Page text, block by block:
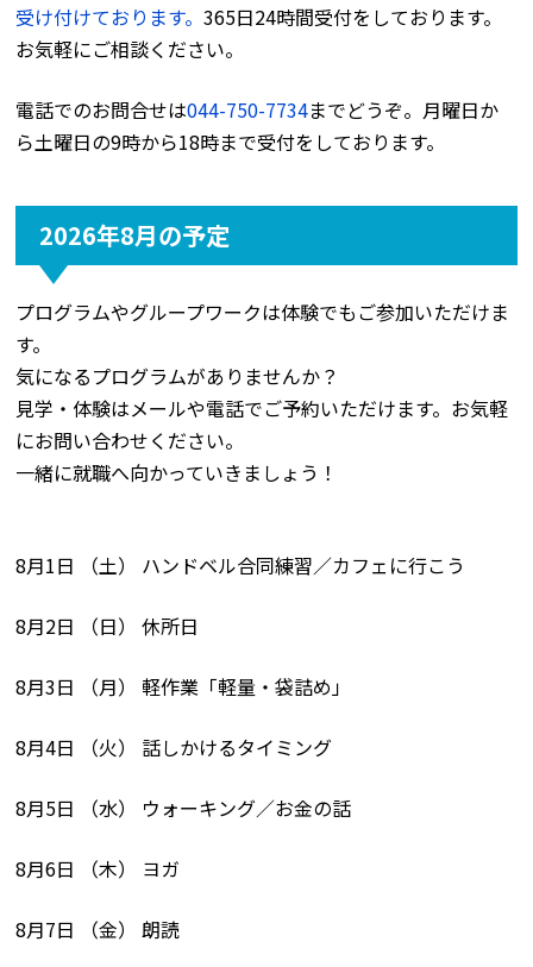
受け付けております。365日24時間受付をしております。
お気軽にご相談ください。
電話でのお問合せは044-750-7734までどうぞ。月曜日か
ら土曜日の9時から18時まで受付をしております。
2026年8月の予定
プログラムやグループワークは体験でもご参加いただけま
す。
気になるプログラムがありませんか？
見学・体験はメールや電話でご予約いただけます。お気軽
にお問い合わせください。
一緒に就職へ向かっていきましょう！
8月1日 （土） ハンドベル合同練習／カフェに行こう
8月2日 （日） 休所日
8月3日 （月） 軽作業「軽量・袋詰め」
8月4日 （火） 話しかけるタイミング
8月5日 （水） ウォーキング／お金の話
8月6日 （木） ヨガ
8月7日 （金） 朗読